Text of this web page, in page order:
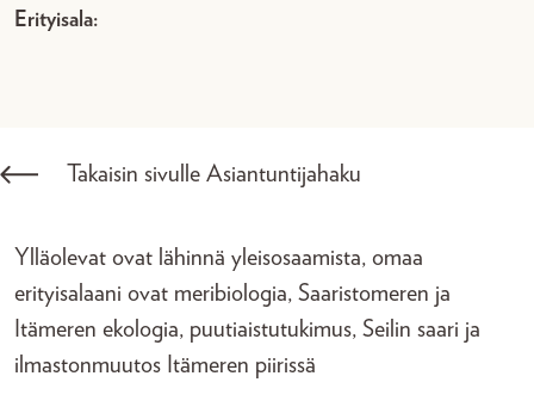
Erityisala:
Takaisin sivulle Asiantuntijahaku
Ylläolevat ovat lähinnä yleisosaamista, omaa
erityisalaani ovat meribiologia, Saaristomeren ja
Itämeren ekologia, puutiaistutukimus, Seilin saari ja
ilmastonmuutos Itämeren piirissä